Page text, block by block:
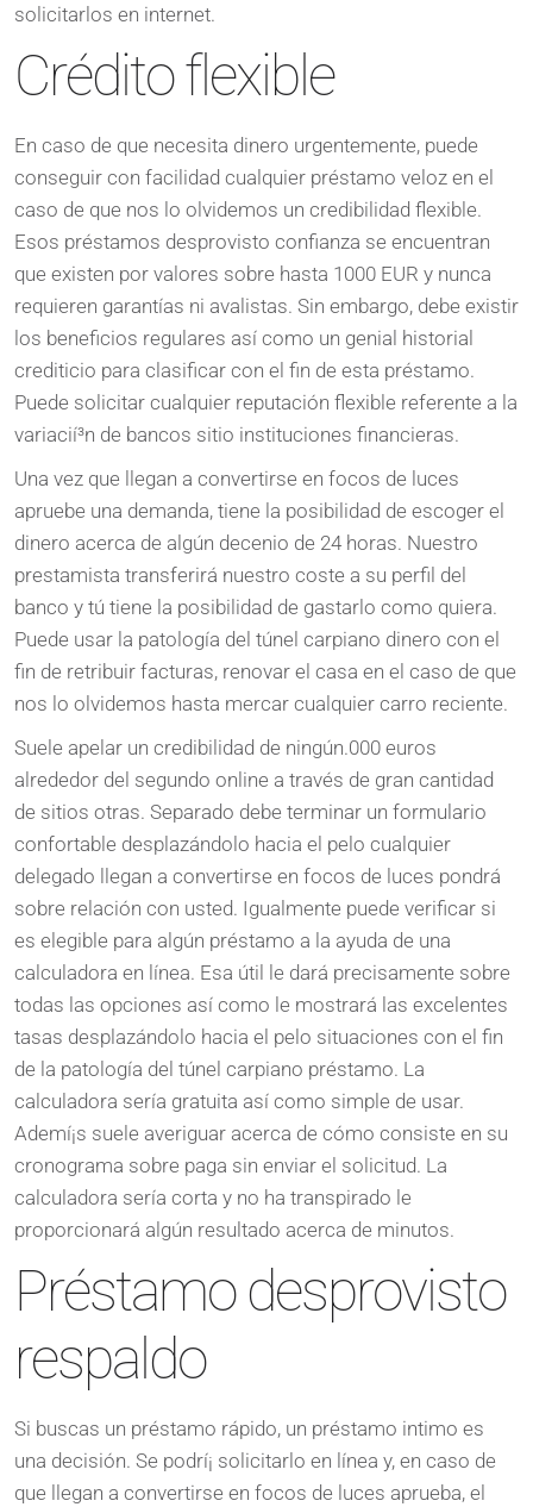
solicitarlos en internet.
Crédito flexible
En caso de que necesita dinero urgentemente, puede
conseguir con facilidad cualquier préstamo veloz en el
caso de que nos lo olvidemos un credibilidad flexible.
Esos préstamos desprovisto confianza se encuentran
que existen por valores sobre hasta 1000 EUR y nunca
requieren garantías ni avalistas. Sin embargo, debe existir
los beneficios regulares así­ como un genial historial
crediticio para clasificar con el fin de esta préstamo.
Puede solicitar cualquier reputación flexible referente a la
variacií³n de bancos sitio instituciones financieras.
Una vez que llegan a convertirse en focos de luces
apruebe una demanda, tiene la posibilidad de escoger el
dinero acerca de algún decenio de 24 horas. Nuestro
prestamista transferirá nuestro coste a su perfil del
banco y tú tiene la posibilidad de gastarlo como quiera.
Puede usar la patologí­a del túnel carpiano dinero con el
fin de retribuir facturas, renovar el casa en el caso de que
nos lo olvidemos hasta mercar cualquier carro reciente.
Suele apelar un credibilidad de ningún.000 euros
alrededor del segundo online a través de gran cantidad
de sitios otras. Separado debe terminar un formulario
confortable desplazándolo hacia el pelo cualquier
delegado llegan a convertirse en focos de luces pondrá
sobre relación con usted. Igualmente puede verificar si
es elegible para algún préstamo a la ayuda de una
calculadora en línea. Esa útil le dará precisamente sobre
todas las opciones así­ como le mostrará las excelentes
tasas desplazándolo hacia el pelo situaciones con el fin
de la patologí­a del túnel carpiano préstamo. La
calculadora serí­a gratuita así­ como simple de usar.
Ademí¡s suele averiguar acerca de cómo consiste en su
cronograma sobre paga sin enviar el solicitud. La
calculadora serí­a corta y no ha transpirado le
proporcionará algún resultado acerca de minutos.
Préstamo desprovisto
respaldo
Si buscas un préstamo rápido, un préstamo intimo es
una decisión. Se podrí¡ solicitarlo en línea y, en caso de
que llegan a convertirse en focos de luces aprueba, el